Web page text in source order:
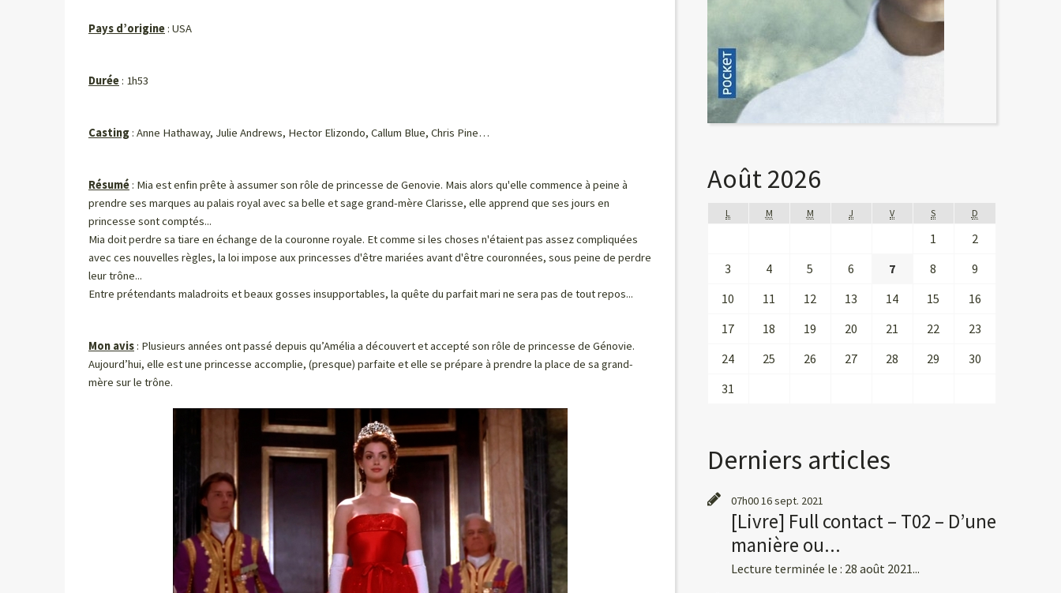
Pays d’origine : USA
Durée : 1h53
Casting : Anne Hathaway, Julie Andrews, Hector Elizondo, Callum Blue, Chris Pine…
Résumé : Mia est enfin prête à assumer son rôle de princesse de Genovie. Mais alors qu'elle commence à peine à
prendre ses marques au palais royal avec sa belle et sage grand-mère Clarisse, elle apprend que ses jours en
princesse sont comptés...
Mia doit perdre sa tiare en échange de la couronne royale. Et comme si les choses n'étaient pas assez compliquées
avec ces nouvelles règles, la loi impose aux princesses d'être mariées avant d'être couronnées, sous peine de perdre
leur trône...
Entre prétendants maladroits et beaux gosses insupportables, la quête du parfait mari ne sera pas de tout repos...
Mon avis : Plusieurs années ont passé depuis qu’Amélia a découvert et accepté son rôle de princesse de Génovie.
Aujourd’hui, elle est une princesse accomplie, (presque) parfaite et elle se prépare à prendre la place de sa grand-
mère sur le trône.
Août 2026
L M M J V S D
1
2
3
4 5 6 7 8
9
10
11 12 13 14 15
16
17
18 19 20 21 22
23
24
25 26 27 28 29
30
31
Derniers articles
07h00 16sept. 2021
[Livre] Full contact – T02 – D’une
manière ou...
Lecture terminée le : 28 août 2021...